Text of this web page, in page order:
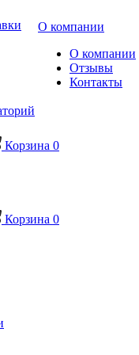
О компании
О компании
Отзывы
Контакты
Корзина 0
Корзина 0